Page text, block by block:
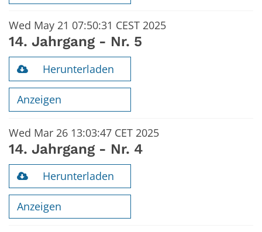
Wed May 21 07:50:31 CEST 2025
14. Jahrgang - Nr. 5
Herunterladen
Anzeigen
Wed Mar 26 13:03:47 CET 2025
14. Jahrgang - Nr. 4
Herunterladen
Anzeigen